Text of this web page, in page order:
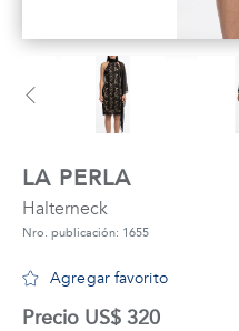
LA PERLA
Halterneck
Nro. publicación: 1655
Agregar favorito
Precio US$ 320